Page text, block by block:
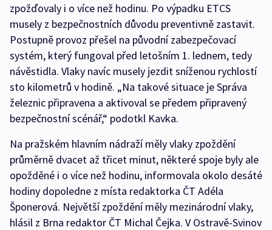
zpožďovaly i o více než hodinu. Po výpadku ETCS
musely z bezpečnostních důvodu preventivně zastavit.
Postupně provoz přešel na původní zabezpečovací
systém, který fungoval před letošním 1. lednem, tedy
návěstidla. Vlaky navíc musely jezdit sníženou rychlostí
sto kilometrů v hodině. „Na takové situace je Správa
železnic připravena a aktivoval se předem připravený
bezpečnostní scénář,“ podotkl Kavka.
Na pražském hlavním nádraží měly vlaky zpoždění
průměrně dvacet až třicet minut, některé spoje byly ale
opožděné i o více než hodinu, informovala okolo desáté
hodiny dopoledne z místa redaktorka ČT Adéla
Šponerová. Největší zpoždění měly mezinárodní vlaky,
hlásil z Brna redaktor ČT Michal Čejka. V Ostravě-Svinov